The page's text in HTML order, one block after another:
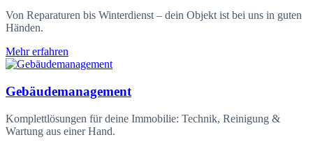
Von Reparaturen bis Winterdienst – dein Objekt ist bei uns in guten
Händen.
Mehr erfahren
Gebäudemanagement
Komplettlösungen für deine Immobilie: Technik, Reinigung &
Wartung aus einer Hand.